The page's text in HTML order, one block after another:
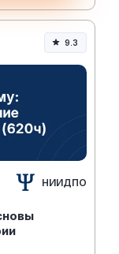
9.3
НИИДПО